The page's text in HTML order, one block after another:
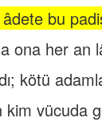
bu
ona her an
kötü
vücuda